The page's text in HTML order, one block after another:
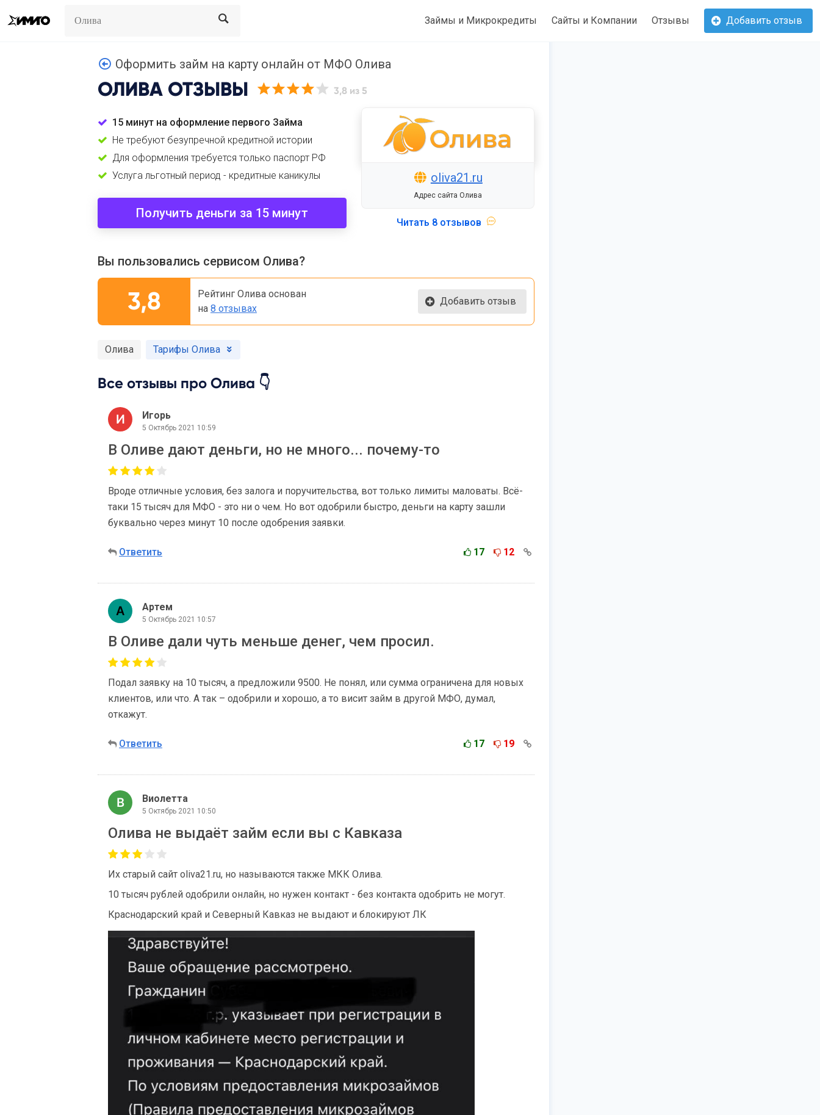
Search Займы и Микрокредиты Сайты и Компании Отзывы Добавить отзыв
Оформить займ на карту онлайн от МФО Олива
ОЛИВА ОТЗЫВЫ 3,8 из 5
15 минут на оформление первого Займа
Не требуют безупречной кредитной истории
Для оформления требуется только паспорт РФ
Услуга льготный период - кредитные каникулы
Получить деньги за 15 минут
oliva21.ru
Адрес сайта Олива
Читать 8 отзывов
Вы пользовались сервисом Олива?
3,8
Рейтинг Олива основан
на 8 отзывах
Добавить отзыв
Олива Тарифы Олива
Все отзывы про Олива 👇
Игорь
5 Октябрь 2021 10:59
В Оливе дают деньги, но не много... почему-то
Вроде отличные условия, без залога и поручительства, вот только лимиты маловаты. Всё-
таки 15 тысяч для МФО - это ни о чем. Но вот одобрили быстро, деньги на карту зашли
буквально через минут 10 после одобрения заявки.
Ответить 17 12
Артем
5 Октябрь 2021 10:57
В Оливе дали чуть меньше денег, чем просил.
Подал заявку на 10 тысяч, а предложили 9500. Не понял, или сумма ограничена для новых
клиентов, или что. А так – одобрили и хорошо, а то висит займ в другой МФО, думал,
откажут.
Ответить 17 19
Виолетта
5 Октябрь 2021 10:50
Олива не выдаёт займ если вы с Кавказа
Их старый сайт oliva21.ru, но называются также МКК Олива.
10 тысяч рублей одобрили онлайн, но нужен контакт - без контакта одобрить не могут.
Краснодарский край и Северный Кавказ не выдают и блокируют ЛК